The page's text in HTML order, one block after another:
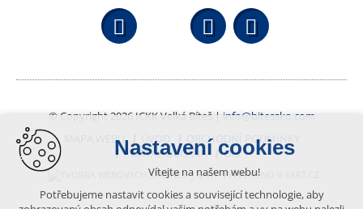
Facebook YouTube
© Copyright 2026 ICKK Velká Bíteš | info@bitessko.com
MAPA WEBU
ÚVOD
OBCHODNÍ PODMÍNKY
PORTÁL OBČANA
GIS
VYTVOŘENO V XART.CZ
Nastavení cookies
Vítejte na našem webu!
Potřebujeme nastavit cookies a související technologie, aby